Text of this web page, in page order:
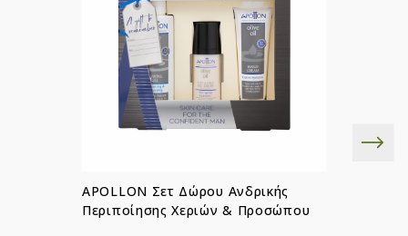
Δημιουργία νέας λίστας αγαπημένων
ΑΚΥΡΩΣΗ
Δημιουργία λίστας επιθυμιών
ΑΚΥΡΩΣΗ
APOLLON Σετ Δώρου Ανδρικής
Περιποίησης Χεριών & Προσώπου